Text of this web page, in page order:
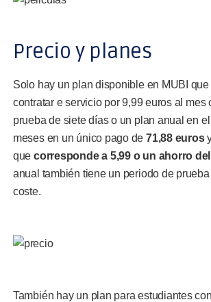
Precio y planes
Solo hay un plan disponible en MUBI
contratar e servicio por 9,99 euros al mes
prueba de siete días o un plan anual en
meses en un único pago de 71,88 euros
quecorresponde a 5,99 o un ahorro del
anual también tiene un periodo de
coste.
También hay un plan para estudiantes